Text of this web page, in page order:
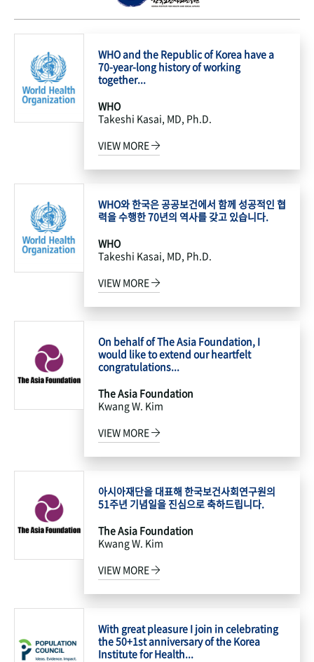
WHO and the Republic of Korea have a
70-year-long history of working
together...
WHO
Takeshi Kasai, MD, Ph.D.
VIEW MORE
WHO와 한국은 공공보건에서 함께 성공적인 협
력을 수행한 70년의 역사를 갖고 있습니다.
WHO
Takeshi Kasai, MD, Ph.D.
VIEW MORE
On behalf of The Asia Foundation, I
would like to extend our heartfelt
congratulations...
The Asia Foundation
Kwang W. Kim
VIEW MORE
아시아재단을 대표해 한국보건사회연구원의
51주년 기념일을 진심으로 축하드립니다.
The Asia Foundation
Kwang W. Kim
VIEW MORE
With great pleasure I join in celebrating
the 50+1st anniversary of the Korea
Institute for Health...